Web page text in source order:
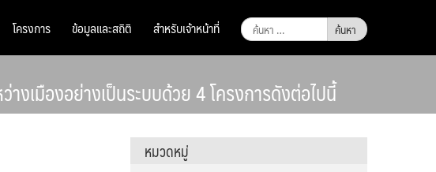
ค้นหา
สำหรับ:
โครงการ ข้อมูลและสถิติ สำหรับเจ้าหน้าที่
งเมืองอย่างเป็นระบบด้วย 4 โครงการดังต่อไปนี้
หมวดหมู่